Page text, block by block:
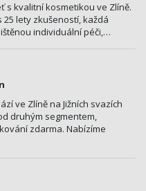
s kvalitní kosmetikou ve Zlíně.
lety zkušeností, každá
individuální péči,…
ve Zlíně na Jižních svazích
druhým segmentem,
zdarma. Nabízíme